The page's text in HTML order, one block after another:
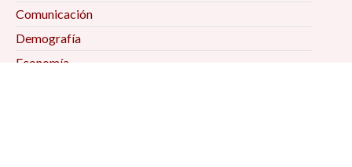
Comunicación
Demografía
Economía